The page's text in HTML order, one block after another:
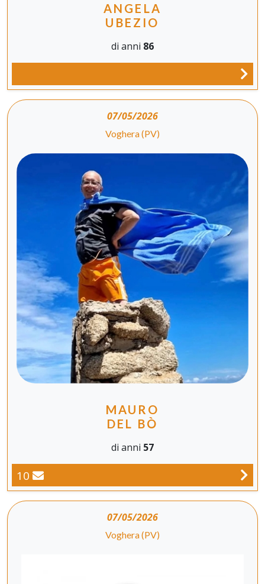
ANGELA
UBEZIO
di anni 86
07/05/2026
Voghera (PV)
MAURO
DEL BÒ
di anni 57
10
07/05/2026
Voghera (PV)